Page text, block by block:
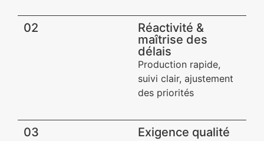
02
Réactivité &
maîtrise des
délais
Production rapide,
suivi clair, ajustement
des priorités
03 Exigence qualité​